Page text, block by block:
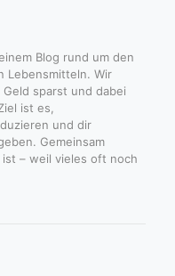
Blog rund um den
Lebensmitteln. Wir
sparst und dabei
ist es,
und dir
Gemeinsam
– weil vieles oft noch